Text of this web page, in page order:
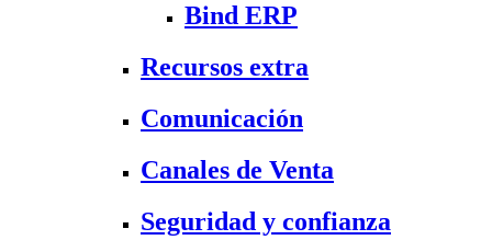
Bind ERP
Recursos extra
Comunicación
Canales de Venta
Seguridad y confianza